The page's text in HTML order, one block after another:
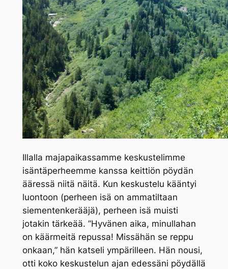
Illalla majapaikassamme keskustelimme
isäntäperheemme kanssa keittiön pöydän
ääressä niitä näitä. Kun keskustelu kääntyi
luontoon (perheen isä on ammatiltaan
siementenkerääjä), perheen isä muisti
jotakin tärkeää. ”Hyvänen aika, minullahan
on käärmeitä repussa! Missähän se reppu
onkaan,” hän katseli ympärilleen. Hän nousi,
otti koko keskustelun ajan edessäni pöydällä